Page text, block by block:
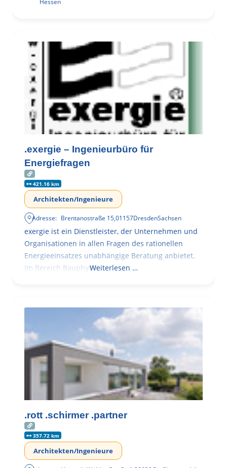
Hessen
.exergie – Ingenieurbüro für
Energiefragen
421.16 km
Architekten/Ingenieure
Adresse: Brentanostraße 15,01157DresdenSachsen
exergie ist ein Dienstleister, der Unternehmen und
Organisationen in allen Fragen des rationellen
Energieeinsatzes unabhängige Beratung anbietet.
Im Bereich BauphysikWeiterlesen …
.rott .schirmer .partner
357.72 km
Architekten/Ingenieure